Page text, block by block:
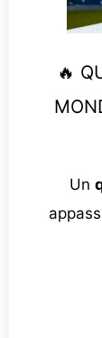
🔥
Un